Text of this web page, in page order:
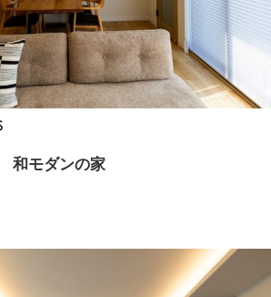
和モダンの家